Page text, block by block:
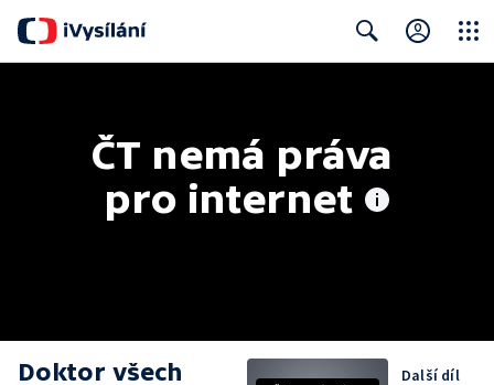
ČT nemá práva
pro internet
Doktor všech
Další díl